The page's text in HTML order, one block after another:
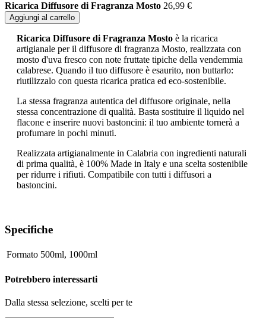
Ricarica Diffusore di Fragranza Mosto 26,99 €
Aggiungi al carrello
Ricarica Diffusore di Fragranza Mosto è la ricarica
artigianale per il diffusore di fragranza Mosto, realizzata con
mosto d'uva fresco con note fruttate tipiche della vendemmia
calabrese. Quando il tuo diffusore è esaurito, non buttarlo:
riutilizzalo con questa ricarica pratica ed eco-sostenibile.
La stessa fragranza autentica del diffusore originale, nella
stessa concentrazione di qualità. Basta sostituire il liquido nel
flacone e inserire nuovi bastoncini: il tuo ambiente tornerà a
profumare in pochi minuti.
Realizzata artigianalmente in Calabria con ingredienti naturali
di prima qualità, è 100% Made in Italy e una scelta sostenibile
per ridurre i rifiuti. Compatibile con tutti i diffusori a
bastoncini.
Specifiche
Formato 500ml, 1000ml
Potrebbero interessarti
Dalla stessa selezione, scelti per te